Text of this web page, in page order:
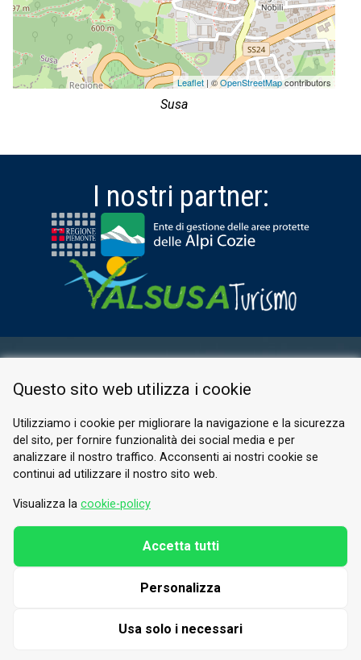
Leaflet| ©OpenStreetMapcontributors
Susa
I nostri partner:
PRIVACY POLICY
© 2026 Valle di Susa
Tesori di Arte e Cultura Alpina
Tel.
E-mail.info@vallesusa-tesori.it
Questo sito web utilizza i cookie
Utilizziamo i cookie per migliorare la navigazione e la sicurezza
del sito, per fornire funzionalità dei social media e per
analizzare il nostro traffico. Acconsenti ai nostri cookie se
continui ad utilizzare il nostro sito web.
Visualizza la cookie-policy
Usa solo i necessari
Personalizza
Accetta tutti